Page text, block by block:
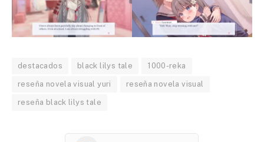
destacados black lilys tale 1000-reka
reseña novela visual yuri reseña novela visual
reseña black lilys tale